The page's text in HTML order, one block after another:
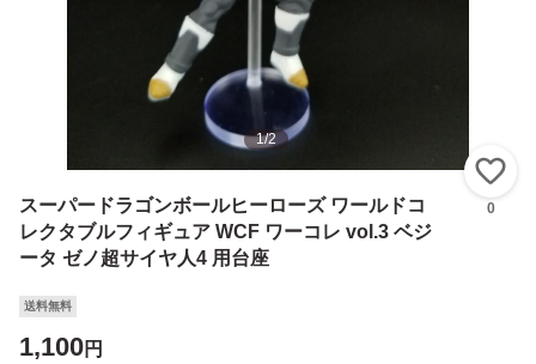
1/2
スーパードラゴンボールヒーローズ ワールドコ
レクタブルフィギュア WCF ワーコレ vol.3 ベジ
ータ ゼノ超サイヤ人4 用台座
0
送料無料
1,100円